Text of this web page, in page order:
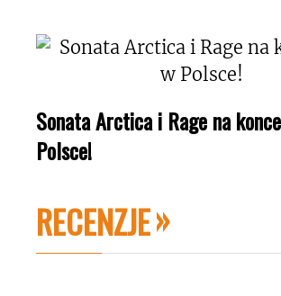
Sonata Arctica i Rage na
Polsce!
RECENZJE